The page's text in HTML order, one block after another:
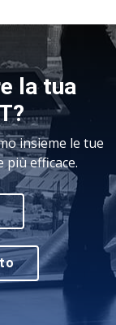
la tua
insieme le tue
più efficace.